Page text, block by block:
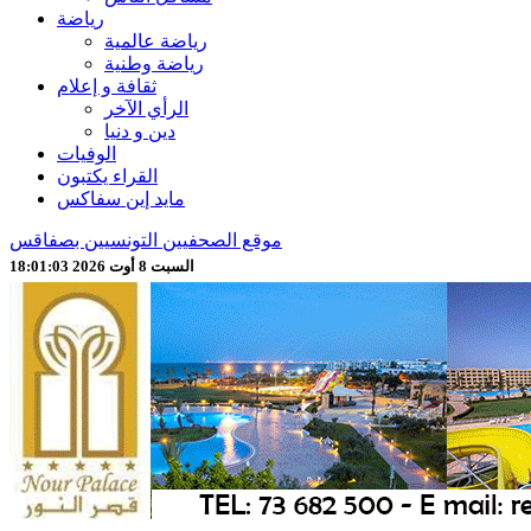
رياضة
رياضة عالمية
رياضة وطنية
ثقافة و إعلام
الرأي الآخر
دين و دنيا
الوفيات
القراء يكتبون
مايد إين سفاكس
موقع الصحفيين التونسيين بصفاقس
السبت 8 أوت 2026 18:01:06